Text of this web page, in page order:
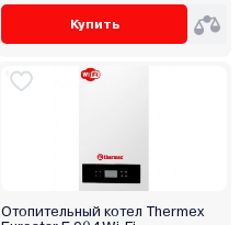
Купить
Отопительный котел Thermex